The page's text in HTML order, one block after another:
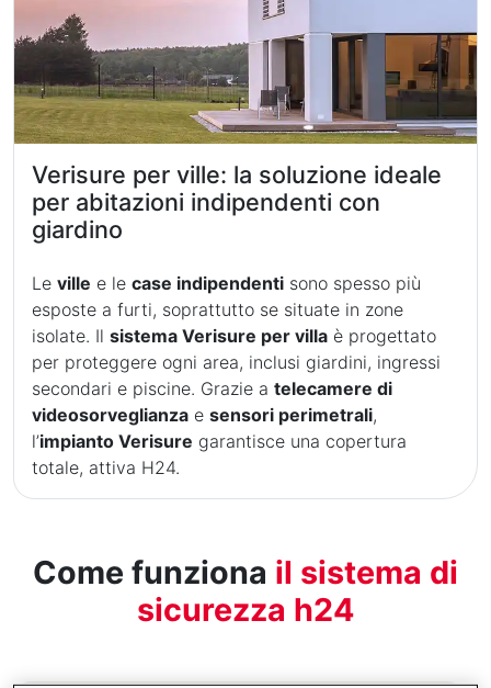
Verisure per ville: la soluzione ideale
per abitazioni indipendenti con
giardino
Le ville e le case indipendenti sono spesso più
esposte a furti, soprattutto se situate in zone
isolate. Il sistema Verisure per villa è progettato
per proteggere ogni area, inclusi giardini, ingressi
secondari e piscine. Grazie a telecamere di
videosorveglianza e sensori perimetrali,
l’impianto Verisure garantisce una copertura
totale, attiva H24.
Come funziona il sistema di
sicurezza h24